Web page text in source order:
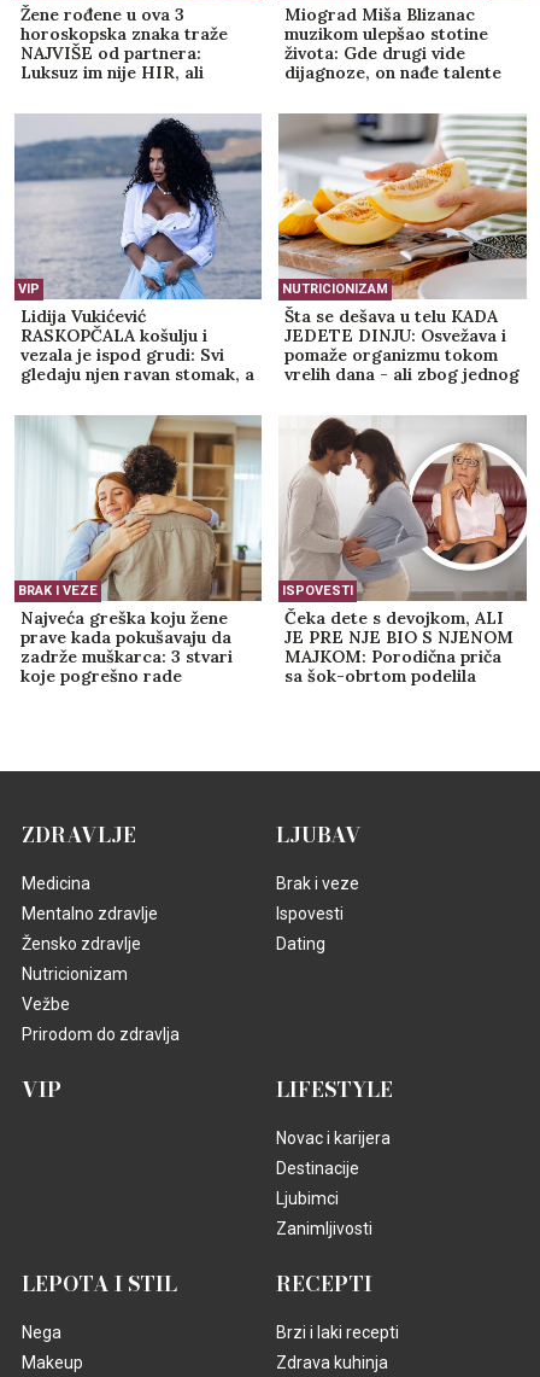
Žene rođene u ova 3
horoskopska znaka traže
NAJVIŠE od partnera:
Luksuz im nije HIR, ali
da priušti
Miograd Miša Blizanac
muzikom ulepšao stotine
života: Gde drugi vide
dijagnoze, on nađe talente
VIP
Lidija Vukićević
RASKOPČALA košulju i
vezala je ispod grudi: Svi
gledaju njen ravan stomak, a
osvaja na prvi pogled
(GALERIJA)
NUTRICIONIZAM
Šta se dešava u telu KADA
JEDETE DINJU: Osvežava i
pomaže organizmu tokom
vrelih dana - ali zbog jednog
BRAK I VEZE
Najveća greška koju žene
prave kada pokušavaju da
zadrže muškarca: 3 stvari
koje pogrešno rade
ISPOVESTI
Čeka dete s devojkom, ALI
JE PRE NJE BIO S NJENOM
MAJKOM: Porodična priča
sa šok-obrtom podelila
ZDRAVLJE
Medicina
Mentalno zdravlje
Žensko zdravlje
Nutricionizam
Vežbe
Prirodom do zdravlja
LJUBAV
Brak i veze
Ispovesti
Dating
VIP LIFESTYLE
Novac i karijera
Destinacije
Ljubimci
Zanimljivosti
LEPOTA I STIL
Nega
Makeup
RECEPTI
Brzi i laki recepti
Zdrava kuhinja